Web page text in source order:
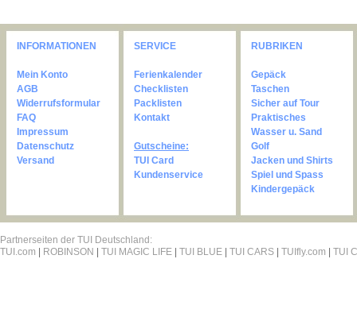
INFORMATIONEN
Mein Konto
AGB
Widerrufsformular
FAQ
Impressum
Datenschutz
Versand
SERVICE
Ferienkalender
Checklisten
Packlisten
Kontakt
Gutscheine:
TUI Card
Kundenservice
RUBRIKEN
Gepäck
Taschen
Sicher auf Tour
Praktisches
Wasser u. Sand
Golf
Jacken und Shirts
Spiel und Spass
Kindergepäck
Partnerseiten der TUI Deutschland:
TUI.com
ROBINSON TUI MAGIC LIFE TUI BLUE TUI CARS TUIfly.com TUI